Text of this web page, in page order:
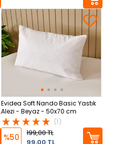
Evidea Soft Nando Basic Yastık
Alezi - Beyaz - 50x70 cm
(1)
%50
199,00 TL
99,00 TL